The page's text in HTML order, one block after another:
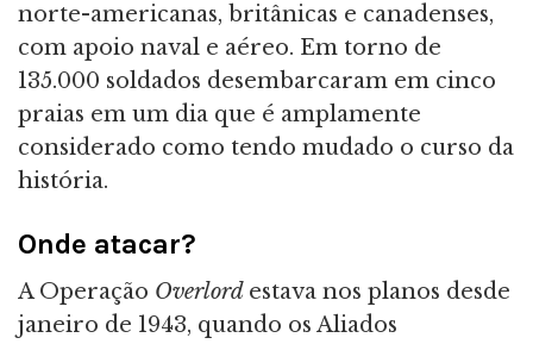
norte-americanas, britânicas e canadenses,
com apoio naval e aéreo. Em torno de
135.000 soldados desembarcaram em cinco
praias em um dia que é amplamente
considerado como tendo mudado o curso da
história.
Onde atacar?
A Operação Overlord estava nos planos desde
janeiro de 1943, quando os Aliados